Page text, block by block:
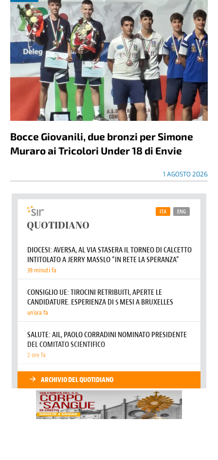
Bocce Giovanili, due bronzi per Simone
Muraro ai Tricolori Under 18 di Envie
1 AGOSTO 2026